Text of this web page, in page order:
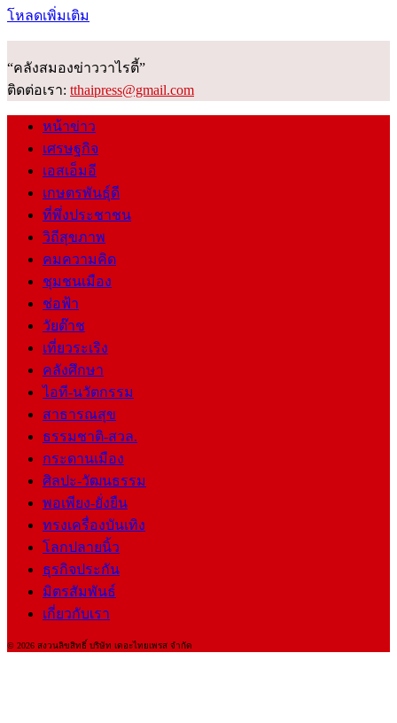
โหลดเพิ่มเติม
“คลังสมองข่าววาไรตี้”
ติดต่อเรา: tthaipress@gmail.com
หน้าข่าว
เศรษฐกิจ
เอสเอ็มอี
เกษตรพันธุ์ดี
ที่พึ่งประชาชน
วิถีสุขภาพ
คมความคิด
ชุมชนเมือง
ช่อฟ้า
วัยต๊าช
เที่ยวระเริง
คลังศึกษา
ไอที-นวัตกรรม
สาธารณสุข
ธรรมชาติ-สวล.
กระดานเมือง
ศิลปะ-วัฒนธรรม
พอเพียง-ยั่งยืน
ทรงเครื่องบันเทิง
โลกปลายนิ้ว
ธุรกิจประกัน
มิตรสัมพันธ์
เกี่ยวกับเรา
© 2026 สงวนลิขสิทธิ์ บริษัท เดอะไทยเพรส จำกัด